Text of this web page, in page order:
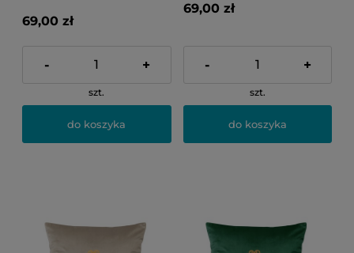
69,00 zł
- +
szt.
do koszyka
69,00 zł
- +
szt.
do koszyka